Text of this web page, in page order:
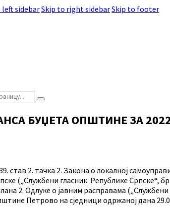
left sidebarSkip to right sidebarSkip to footer
БУЏЕТА ОПШТИНЕ ЗА
2. тачка 2. Закона о локалној
(„Службени гласник Републике Српске“,
2. Одлуке о јавним расправама
Петрово на сједници одржаној дана